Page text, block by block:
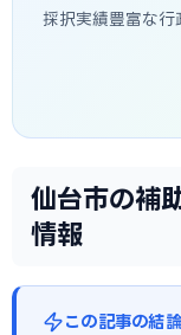
採択実績豊富な行
仙台市の補
情報
この記事の結論